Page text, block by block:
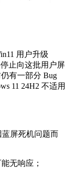
用户升级
停止向这批用户屏
有一部分 Bug
11 24H2 不适用
屏死机问题而
无响应；